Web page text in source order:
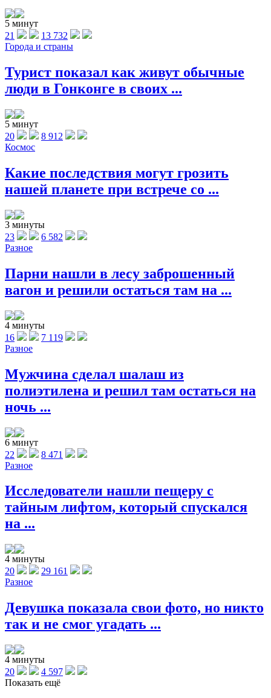
5 минут
21
13 732
Города и страны
Турист показал как живут обычные
люди в Гонконге в своих ...
5 минут
20
8 912
Космос
Какие последствия могут грозить
нашей планете при встрече со ...
3 минуты
23
6 582
Разное
Парни нашли в лесу заброшенный
вагон и решили остаться там на ...
4 минуты
16
7 119
Разное
Мужчина сделал шалаш из
полиэтилена и решил там остаться на
ночь ...
6 минут
22
8 471
Разное
Исследователи нашли пещеру с
тайным лифтом, который спускался
на ...
4 минуты
20
29 161
Разное
Девушка показала свои фото, но никто
так и не смог угадать ...
4 минуты
20
4 597
Показать ещё